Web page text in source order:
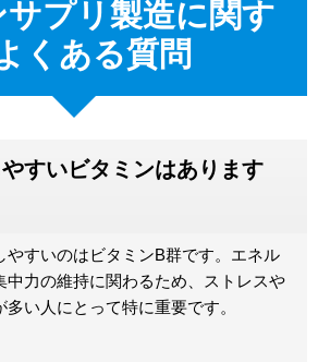
サプリ製造に関す
くある質問
すいビタミンはあります
やすいのはビタミンB群です。エネル
中力の維持に関わるため、ストレスや
い人にとって特に重要です。